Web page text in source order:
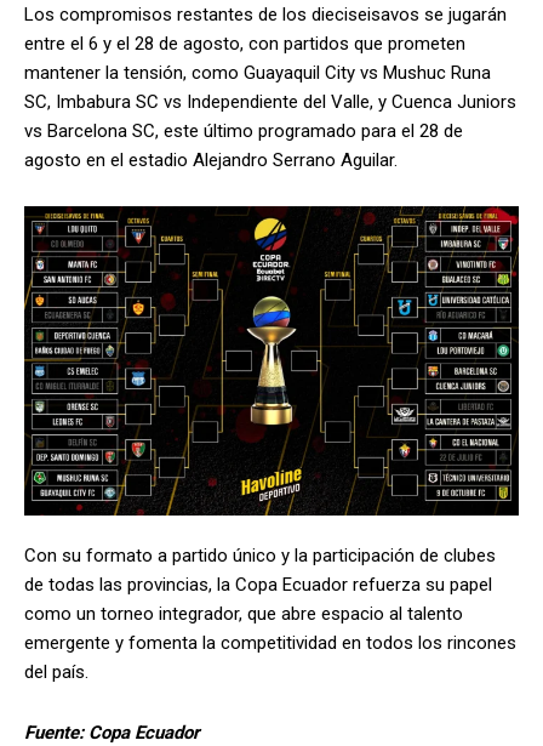
Los compromisos restantes de los dieciseisavos se jugarán
entre el 6 y el 28 de agosto, con partidos que prometen
mantener la tensión, como Guayaquil City vs Mushuc Runa
SC, Imbabura SC vs Independiente del Valle, y Cuenca Juniors
vs Barcelona SC, este último programado para el 28 de
agosto en el estadio Alejandro Serrano Aguilar.
Con su formato a partido único y la participación de clubes
de todas las provincias, la Copa Ecuador refuerza su papel
como un torneo integrador, que abre espacio al talento
emergente y fomenta la competitividad en todos los rincones
del país.
Fuente: Copa Ecuador